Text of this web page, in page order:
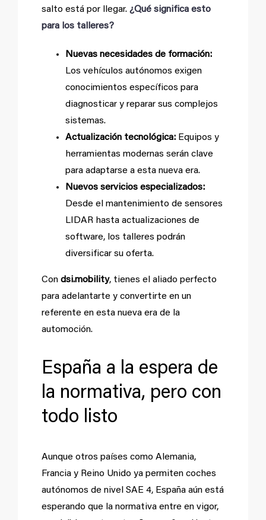
salto está por llegar. ¿Qué significa esto
para los talleres?
Nuevas necesidades de formación:
Los vehículos autónomos exigen
conocimientos específicos para
diagnosticar y reparar sus complejos
sistemas.
Actualización tecnológica: Equipos y
herramientas modernas serán clave
para adaptarse a esta nueva era.
Nuevos servicios especializados:
Desde el mantenimiento de sensores
LIDAR hasta actualizaciones de
software, los talleres podrán
diversificar su oferta.
Con dsi.mobility, tienes el aliado perfecto
para adelantarte y convertirte en un
referente en esta nueva era de la
automoción.
España a la espera de
la normativa, pero con
todo listo
Aunque otros países como Alemania,
Francia y Reino Unido ya permiten coches
autónomos de nivel SAE 4, España aún está
esperando que la normativa entre en vigor,